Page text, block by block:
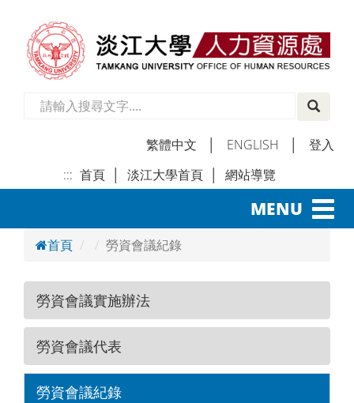
繁體中文 ENGLISH
登入
::: 首頁 淡江大學首頁 網站導覽
MENU
首頁 勞資會議紀錄
勞資會議實施辦法
勞資會議代表
勞資會議紀錄